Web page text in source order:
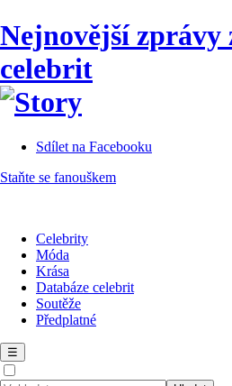
Nejnovější zprávy
celebrit
Sdílet na Facebooku
Staňte se fanouškem
Celebrity
Móda
Krása
Databáze celebrit
Soutěže
Předplatné
☰